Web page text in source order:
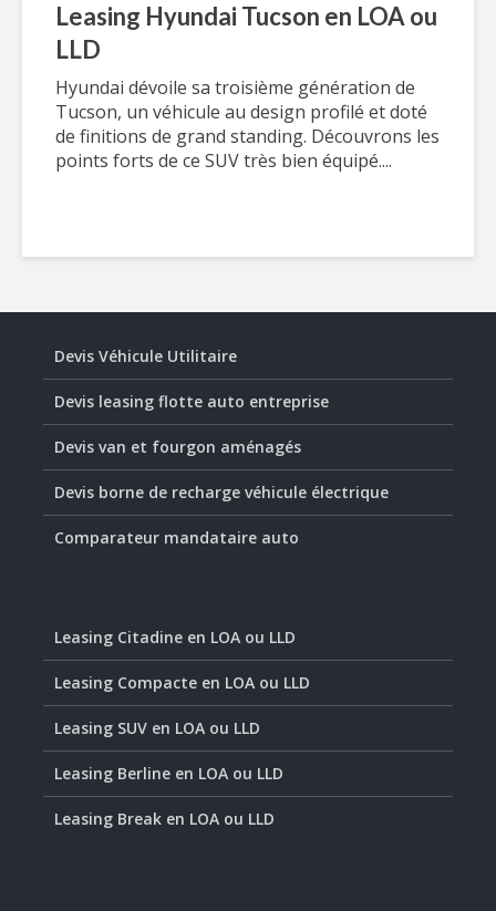
Leasing Hyundai Tucson en LOA ou
LLD
Hyundai dévoile sa troisième génération de
Tucson, un véhicule au design profilé et doté
de finitions de grand standing. Découvrons les
points forts de ce SUV très bien équipé....
Devis Véhicule Utilitaire
Devis leasing flotte auto entreprise
Devis van et fourgon aménagés
Devis borne de recharge véhicule électrique
Comparateur mandataire auto
Leasing Citadine en LOA ou LLD
Leasing Compacte en LOA ou LLD
Leasing SUV en LOA ou LLD
Leasing Berline en LOA ou LLD
Leasing Break en LOA ou LLD